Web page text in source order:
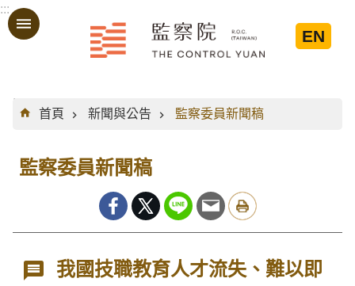
跳到主要內容區塊
:::
EN
:::
首頁
新聞與公告 監察委員新聞稿
監察委員新聞稿
我國技職教育人才流失、難以即